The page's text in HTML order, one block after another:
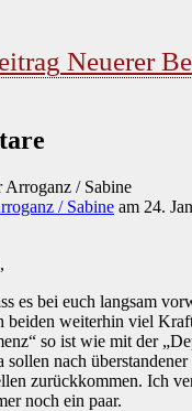
Neuerer
/ Sabine am 24.
es bei euch langsam
beiden weiterhin viel
so ist wie mit der
sollen nach
zurückkommen. Ich
noch ein paar.